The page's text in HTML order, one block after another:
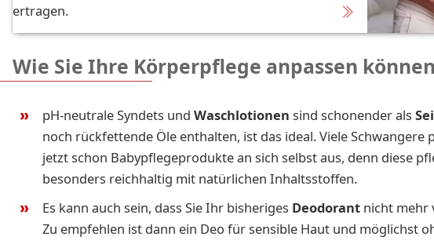
ertragen.
Wie Sie Ihre Körperpflege anpassen
pH-neutrale Syndets und Waschlotionen sind schonender als
noch rückfettende Öle enthalten, ist das ideal. Viele Schwangere
jetzt schon Babypflegeprodukte an sich selbst aus, denn diese
besonders reichhaltig mit natürlichen Inhaltsstoffen.
Es kann auch sein, dass Sie Ihr bisheriges Deodorant nicht mehr
Zu empfehlen ist dann ein Deo für sensible Haut und möglichst